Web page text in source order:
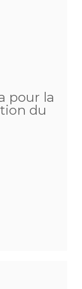
pour la
du